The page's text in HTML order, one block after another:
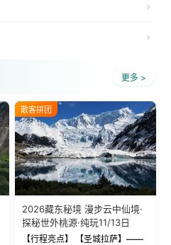
更多 >
散客拼团
2026藏东秘境 漫步云中仙境·
探秘世外桃源·纯玩11/13日
【行程亮点】 【圣城拉萨】——